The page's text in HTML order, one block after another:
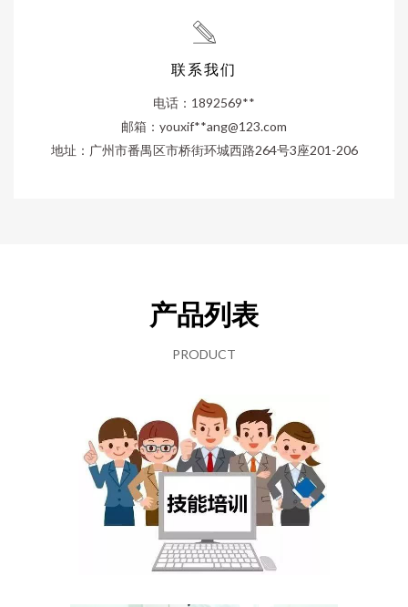
联系我们
电话：1892569**
邮箱：youxif**ang@123.com
地址：广州市番禺区市桥街环城西路264号3座201-206
产品列表
PRODUCT